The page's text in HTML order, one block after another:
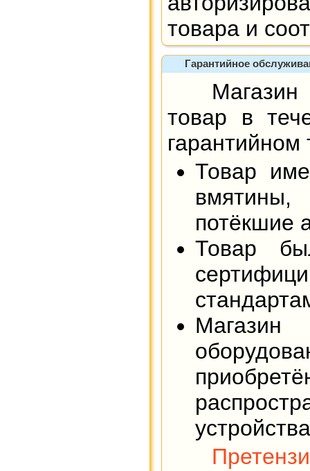
товара и
Гарантийное
Магазин
товар в
Товар
потёкшие
Товар
Магазин